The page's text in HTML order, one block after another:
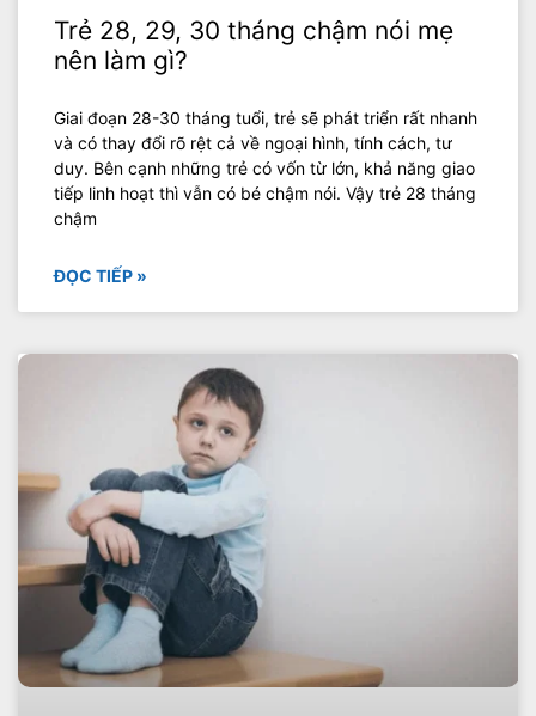
Trẻ 28, 29, 30 tháng chậm nói mẹ
nên làm gì?
Giai đoạn 28-30 tháng tuổi, trẻ sẽ phát triển rất nhanh
và có thay đổi rõ rệt cả về ngoại hình, tính cách, tư
duy. Bên cạnh những trẻ có vốn từ lớn, khả năng giao
tiếp linh hoạt thì vẫn có bé chậm nói. Vậy trẻ 28 tháng
chậm
ĐỌC TIẾP »